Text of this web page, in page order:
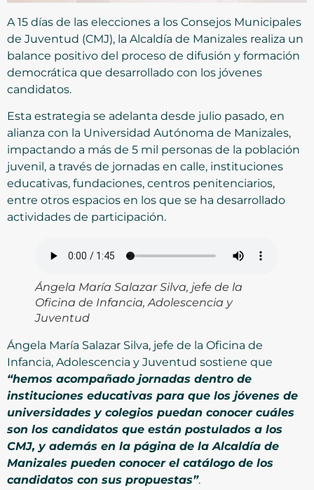
A 15 días de las elecciones a los Consejos Municipales
de Juventud (CMJ), la Alcaldía de Manizales realiza un
balance positivo del proceso de difusión y formación
democrática que desarrollado con los jóvenes
candidatos.
Esta estrategia se adelanta desde julio pasado, en
alianza con la Universidad Autónoma de Manizales,
impactando a más de 5 mil personas de la población
juvenil, a través de jornadas en calle, instituciones
educativas, fundaciones, centros penitenciarios,
entre otros espacios en los que se ha desarrollado
actividades de participación.
Ángela María Salazar Silva, jefe de la
Oficina de Infancia, Adolescencia y
Juventud
Ángela María Salazar Silva, jefe de la Oficina de
Infancia, Adolescencia y Juventud sostiene que
“hemos acompañado jornadas dentro de
instituciones educativas para que los jóvenes de
universidades y colegios puedan conocer cuáles
son los candidatos que están postulados a los
CMJ, y además en la página de la Alcaldía de
Manizales pueden conocer el catálogo de los
candidatos con sus propuestas”.